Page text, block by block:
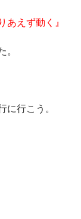
あえず動く』
に行こう。